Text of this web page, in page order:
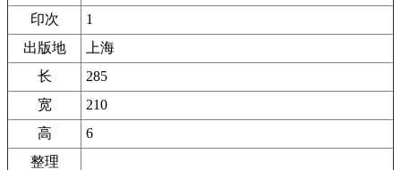
印次
1
出版地
上海
长
285
宽
210
高
6
整理